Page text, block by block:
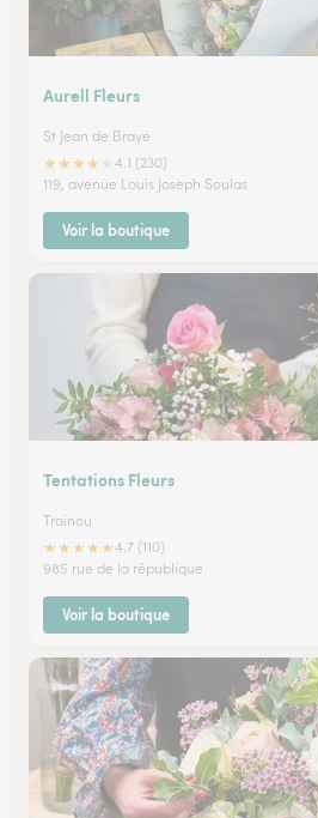
Aurell Fleurs
St Jean de Braye
★★★★
4.1 (230)
119, avenue Louis Joseph Soulas
Voir la boutique
Tentations Fleurs
Trainou
★★★★★4.7 (110)
985 rue de la république
Voir la boutique